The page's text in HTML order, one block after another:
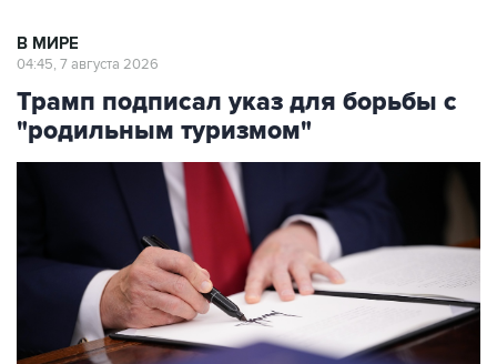
В МИРЕ
04:45, 7 августа 2026
Трамп подписал указ для борьбы с
"родильным туризмом"